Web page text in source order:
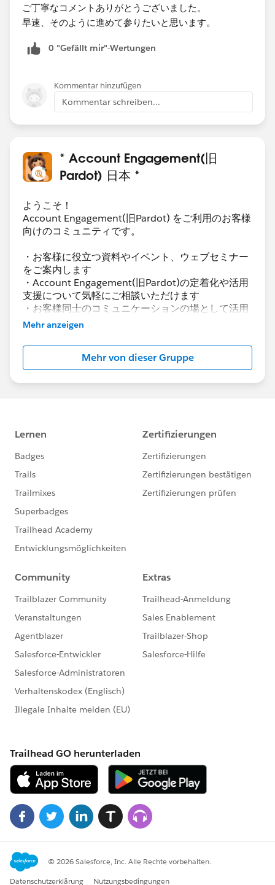
ご丁寧なコメントありがとうございました。
早速、そのように進めて参りたいと思います。
0 "Gefällt mir"-Wertungen
Kommentar hinzufügen
Kommentar schreiben...
* Account Engagement(旧
Pardot) 日本 *
ようこそ！
Account Engagement(旧Pardot) をご利用のお客様
向けのコミュニティです。
・お客様に役立つ資料やイベント、ウェブセミナー
をご案内します
・Account Engagement(旧Pardot)の定着化や活用
支援について気軽にご相談いただけます
・お客様同士のコミュニケーションの場として活用
いただけます
Account Engagement(旧Pardot)に関する総合コミ
ュニティとしてお役立てください！
https://www.salesforce.com/jp/products/pardot
/overview
このグループは株式会社セールスフォース・ジャパ
ンの社員によって管理、運営されています。
「Trailblazer Community オンライン行動規範」に
https://trailhead.salesforce.com/ja/trailblazerco
このグループ内での発言はForward Looking
http://investor.salesforce.com/about-
statements/default.aspx
https://www.salesforce.com/jp/company/progra
m-agreement
※こちらでの回答はあくまで社員もしくは有識者の
合はケース起票をお願いします。
Mehr anzeigen
Mehr von dieser Gruppe